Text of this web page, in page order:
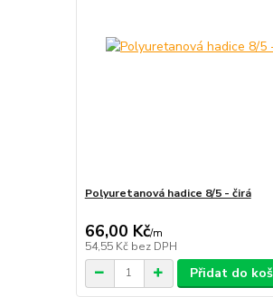
Polyuretanová hadice 8/5 - čirá
66,00 Kč/m
54,55 Kč bez DPH
Přidat do